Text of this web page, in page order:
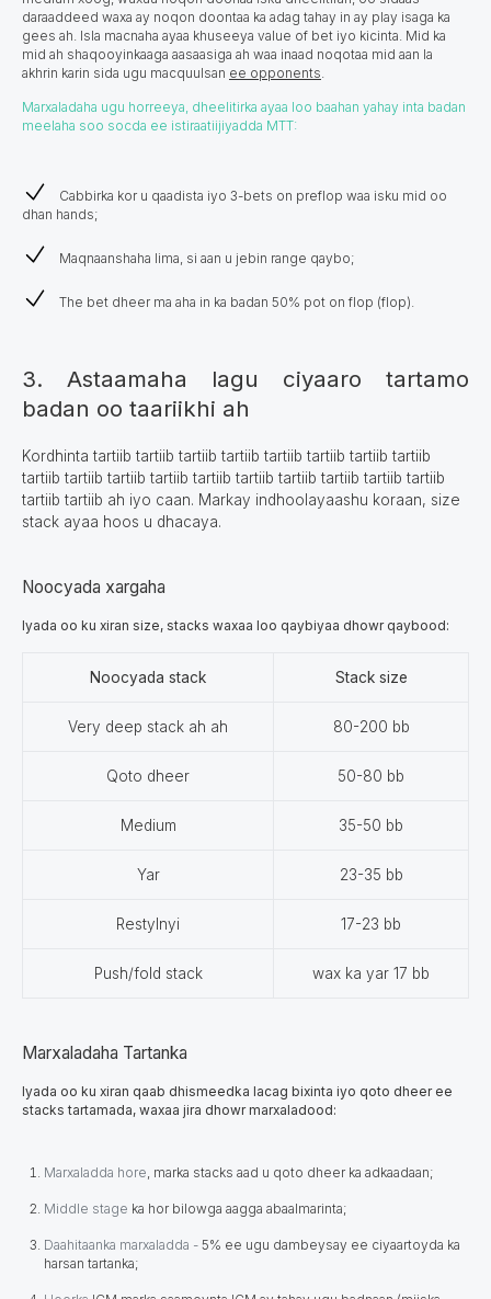
daraaddeed waxa ay noqon doontaa ka adag tahay in ay play isaga ka
gees ah. Isla macnaha ayaa khuseeya value of bet iyo kicinta. Mid ka
mid ah shaqooyinkaaga aasaasiga ah waa inaad noqotaa mid aan la
akhrin karin sida ugu macquulsan ee оpponents
Marxaladaha ugu horreeya, dheelitirka ayaa loo baahan yahay inta badan
meelaha soo socda ee istiraatiijiyadda MTT:
Cabbirka kor u qaadista iyo 3-bets on preflop waa isku mid oo
dhan hands;
Maqnaanshaha lima, si aan u jebin range qaybo;
The bet dheer ma aha in ka badan 50% pot on flop (flop).
3. Astaamaha lagu ciyaaro tartamo
badan oo taariikhi ah
Kordhinta tartiib tartiib tartiib tartiib tartiib tartiib tartiib tartiib
tartiib tartiib tartiib tartiib tartiib tartiib tartiib tartiib tartiib tartiib
tartiib tartiib ah iyo caan. Markay indhoolayaashu koraan, size
stack ayaa hoos u dhacaya.
Noocyada xargaha
Iyada oo ku xiran size, stacks waxaa loo qaybiyaa dhowr qaybood:
Noocyada stack Stack size
Very deep stack ah ah 80-200 bb
Qoto dheer 50-80 bb
Medium 35-50 bb
Yar 23-35 bb
Restylnyi 17-23 bb
Push/fold stack wax ka yar 17 bb
Marxaladaha Tartanka
Iyada oo ku xiran qaab dhismeedka lacag bixinta iyo qoto dheer ee
stacks tartamada, waxaa jira dhowr marxaladood:
Marxaladda hore marka stacks aad u qoto dheer ka adkaadaan;
Middle stage ka hor bilowga aagga abaalmarinta;
Daahitaanka marxaladda - 5% ee ugu dambeysay ee ciyaartoyda ka
harsan tartanka;